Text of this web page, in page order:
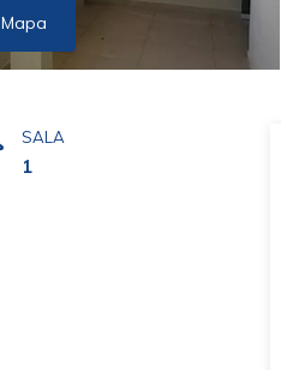
Mapa
SALA
1